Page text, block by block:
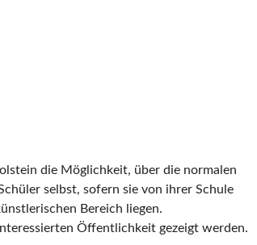
die Möglichkeit, über die normalen
selbst, sofern sie von ihrer Schule
Bereich liegen.
Öffentlichkeit gezeigt werden.